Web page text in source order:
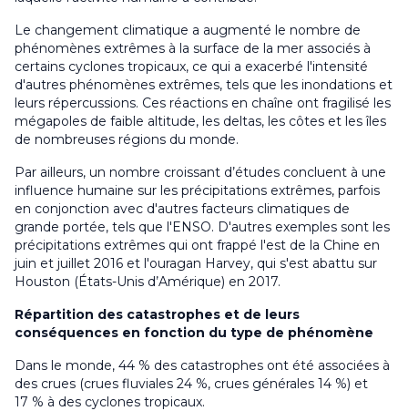
Le changement climatique a augmenté le nombre de
phénomènes extrêmes à la surface de la mer associés à
certains cyclones tropicaux, ce qui a exacerbé l'intensité
d'autres phénomènes extrêmes, tels que les inondations et
leurs répercussions. Ces réactions en chaîne ont fragilisé les
mégapoles de faible altitude, les deltas, les côtes et les îles
de nombreuses régions du monde.
Par ailleurs, un nombre croissant d’études concluent à une
influence humaine sur les précipitations extrêmes, parfois
en conjonction avec d'autres facteurs climatiques de
grande portée, tels que l'ENSO. D'autres exemples sont les
précipitations extrêmes qui ont frappé l'est de la Chine en
juin et juillet 2016 et l'ouragan Harvey, qui s'est abattu sur
Houston (États-Unis d’Amérique) en 2017.
Répartition des catastrophes et de leurs
conséquences en fonction du type de phénomène
Dans le monde, 44 % des catastrophes ont été associées à
des crues (crues fluviales 24 %, crues générales 14 %) et
17 % à des cyclones tropicaux.